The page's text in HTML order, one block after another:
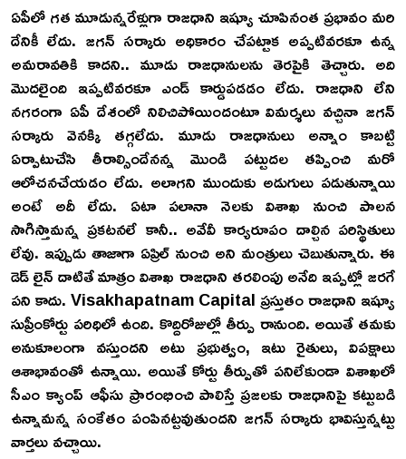
ఏపీలో గత మూడున్నరేళ్లుగా రాజధాని ఇష్యూ చూపినంత ప్రభావం మరి
దేనికీ లేదు. జగన్ సర్కారు అధికారం చేపట్టాక అప్పటివరకూ ఉన్న
అమరావతికి కాదని.. మూడు రాజధానులను తెరపైకి తెచ్చారు. అది
మొదలైంది ఇప్పటివరకూ ఎండ్ కార్డుపడడం లేదు. రాజధాని లేని
నగరంగా ఏపీ దేశంలో నిలిచిపోయిందంటూ విమర్శలు వచ్చినా జగన్
సర్కారు వెనక్కి తగ్గలేదు. మూడు రాజధానులు అన్నాం కాబట్టి
ఏర్పాటుచేసి తీరాల్సిందేనన్న మొండి పట్టుదల తప్పించి మరో
ఆలోచనచేయడం లేదు. అలాగని ముందుకు అడుగులు పడుతున్నాయి
అంటే అదీ లేదు. ఏటా పలానా నెలకు విశాఖ నుంచి పాలన
సాగిస్తామన్న ప్రకటనలే కానీ.. అవేవీ కార్యరూపం దాల్చిన పరిస్థితులు
లేవు. ఇప్పుడు తాజాగా ఏప్రిల్ నుంచి అని మంత్రులు చెబుతున్నారు. ఈ
డెడ్ లైన్ దాటితే మాత్రం విశాఖ రాజధాని తరలింపు అనేది ఇప్పట్లో జరగే
పని కాదు. Visakhapatnam Capital ప్రస్తుతం రాజధాని ఇష్యూ
సుప్రీంకోర్టు పరిధిలో ఉంది. కొద్దిరోజుల్లో తీర్పు రానుంది. అయితే తమకు
అనుకూలంగా వస్తుందని అటు ప్రభుత్వం, ఇటు రైతులు, విపక్షాలు
ఆశాభావంతో ఉన్నాయి. అయితే కోర్టు తీర్పుతో పనిలేకుండా విశాఖలో
సీఎం క్యాంప్ ఆఫీసు ప్రారంభించి పాలిస్తే ప్రజలకు రాజధానిపై కట్టుబడి
ఉన్నామన్న సంకేతం పంపినట్టవుతుందని జగన్ సర్కారు భావిస్తున్నట్టు
వార్తలు వచ్చాయి.